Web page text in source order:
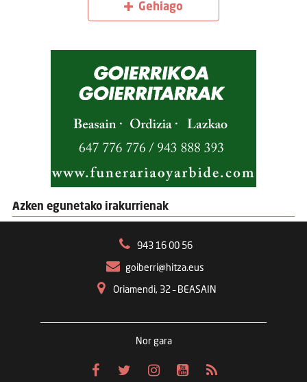
Gehiago
Azken egunetako irakurrienak
943 16 00 56
goiberri@hitza.eus
Oriamendi, 32 – BEASAIN
Nor gara